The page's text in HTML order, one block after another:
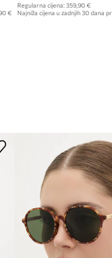
€
Regularna cijena: 359,90 €
Najniža cijena u zadnjih 30 dana